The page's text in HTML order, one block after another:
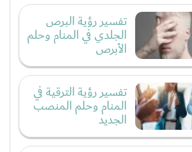
تفسير رؤية البرص
الجلدي في المنام وحلم
الأبرص
تفسير رؤية الترقية في
المنام وحلم المنصب
الجديد